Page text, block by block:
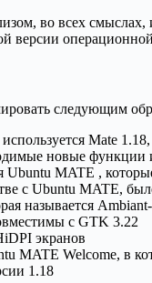
во всех
версии
следующим
Mate
новые функции
MATE ,
с Ubuntu MATE,
называется
с GTK 3.22
экранов
MATE Welcome, в
1.18